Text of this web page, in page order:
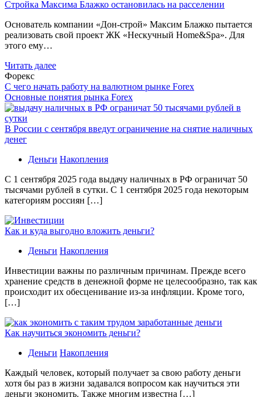
Стройка Максима Блажко остановилась на расселении
Основатель компании «Дон-строй» Максим Блажко пытается
реализовать свой проект ЖК «Нескучный Home&Spa». Для
этого ему…
Читать далее
Форекс
С чего начать работу на валютном рынке Forex
Основные понятия рынка Forex
В России с сентября введут ограничение на снятие наличных
денег
Деньги Накопления
С 1 сентября 2025 года выдачу наличных в РФ ограничат 50
тысячами рублей в сутки. С 1 сентября 2025 года некоторым
категориям россиян […]
Как и куда выгодно вложить деньги?
Деньги Накопления
Инвестиции важны по различным причинам. Прежде всего
хранение средств в денежной форме не целесообразно, так как
происходит их обесценивание из-за инфляции. Кроме того,
[…]
Как научиться экономить деньги?
Деньги Накопления
Каждый человек, который получает за свою работу деньги
хотя бы раз в жизни задавался вопросом как научиться эти
деньги экономить. Также многим известна […]